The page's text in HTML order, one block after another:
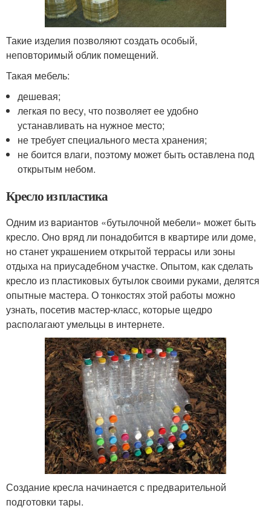
Такие изделия позволяют создать особый,
неповторимый облик помещений.
Такая мебель:
дешевая;
легкая по весу, что позволяет ее удобно
устанавливать на нужное место;
не требует специального места хранения;
не боится влаги, поэтому может быть оставлена под
открытым небом.
Кресло из пластика
Одним из вариантов «бутылочной мебели» может быть
кресло. Оно вряд ли понадобится в квартире или доме,
но станет украшением открытой террасы или зоны
отдыха на приусадебном участке. Опытом, как сделать
кресло из пластиковых бутылок своими руками, делятся
опытные мастера. О тонкостях этой работы можно
узнать, посетив мастер-класс, которые щедро
располагают умельцы в интернете.
Создание кресла начинается с предварительной
подготовки тары.